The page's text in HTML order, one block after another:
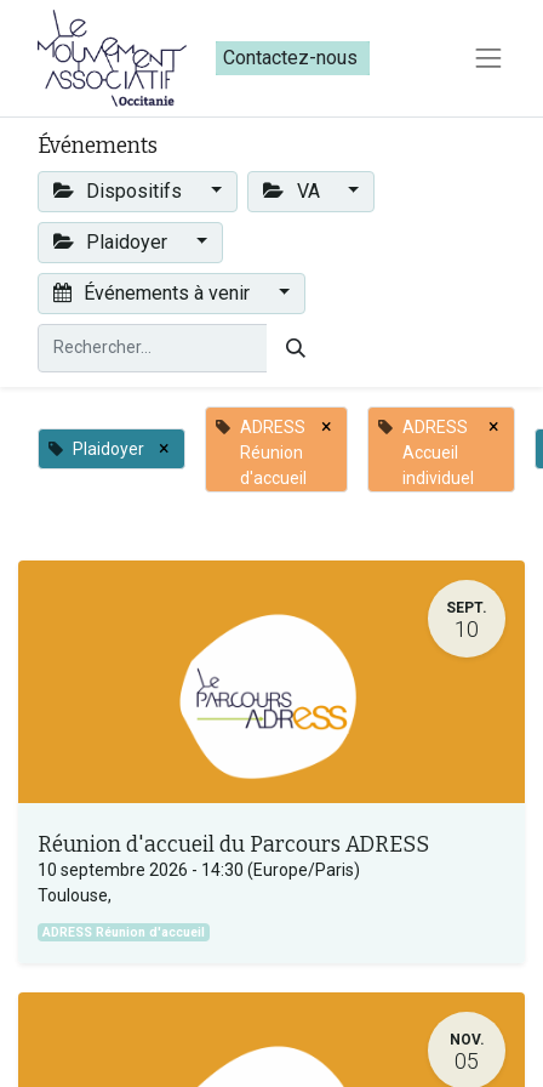
Contactez-nous​​
Événements
Dispositifs VA
Plaidoyer
Événements à venir
Plaidoyer ×
ADRESS
Réunion
d'accueil
×
ADRESS
Accueil
individuel
×
SEPT.
10
Réunion d'accueil du Parcours ADRESS
10 septembre 2026 - 14:30 (Europe/Paris)
Toulouse,
ADRESS Réunion d'accueil
NOV.
05